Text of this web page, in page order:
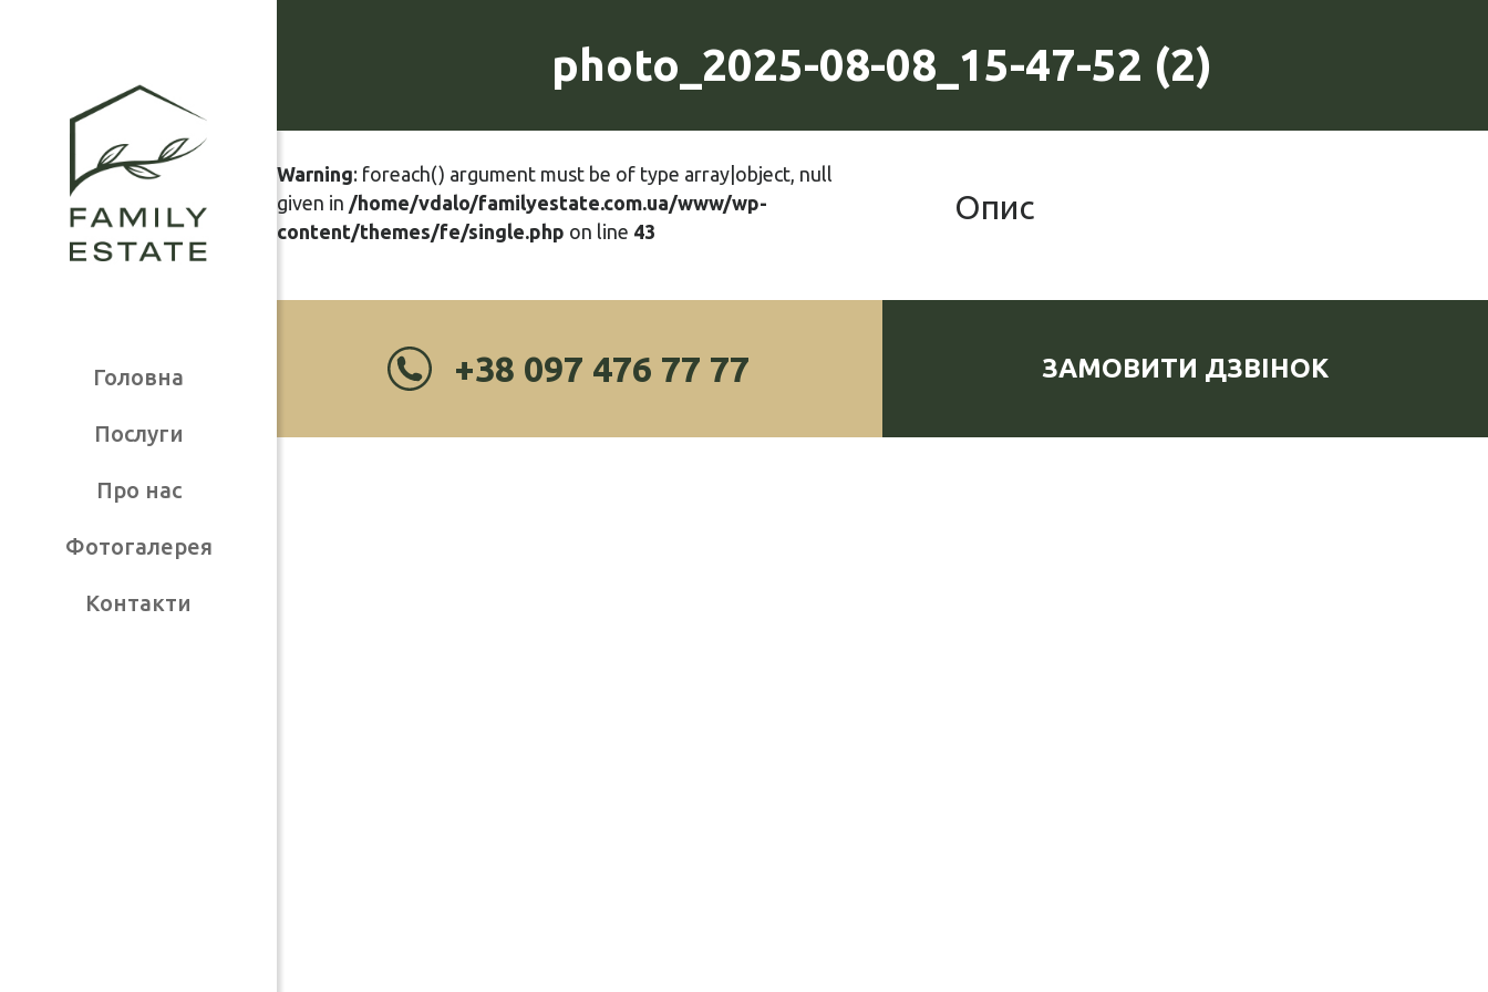
Головна
Послуги
Про нас
Фотогалерея
Контакти
photo_2025-08-08_15-47-52 (2)
Опис
Warning: foreach() argument must be of type array|object, null
given in /home/vdalo/familyestate.com.ua/www/wp-
content/themes/fe/single.php on line 43
+38 097 476 77 77 ЗАМОВИТИ ДЗВІНОК